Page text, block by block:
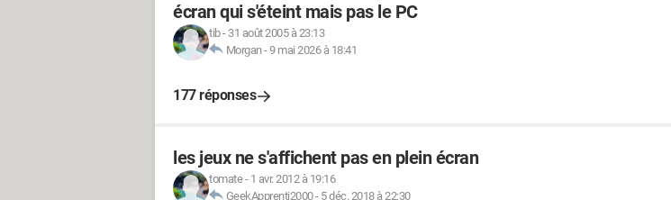
écran qui s'éteint mais pas le PC
tib- 31 août 2005 à 23:13
Morgan-9 mai 2026 à 18:41
177 réponses
les jeux ne s'affichent pas en plein écran
tomate- 1 avr. 2012 à 19:16
GeekApprenti2000- 5 déc. 2018 à 22:30